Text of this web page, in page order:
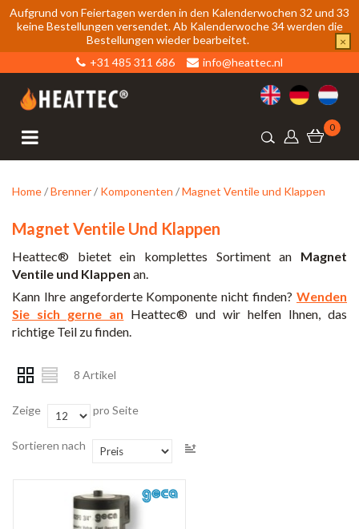
Aufgrund von Feiertagen werden in den Kalenderwochen 32 und 33
keine Bestellungen versendet. Ab Kalenderwoche 34 werden die
Bestellungen wieder bearbeitet.
×
+31 485 311 686
info@heattec.nl
0
Home/Brenner/ Komponenten /Magnet Ventile und Klappen
Magnet Ventile Und Klappen
Heattec® bietet ein komplettes Sortiment an Magnet
Ventile und Klappen an.
Kann Ihre angeforderte Komponente nicht finden? Wenden
Sie sich gerne an Heattec® und wir helfen Ihnen, das
richtige Teil zu finden.
8 Artikel
Zeige pro Seite
Sortieren nach